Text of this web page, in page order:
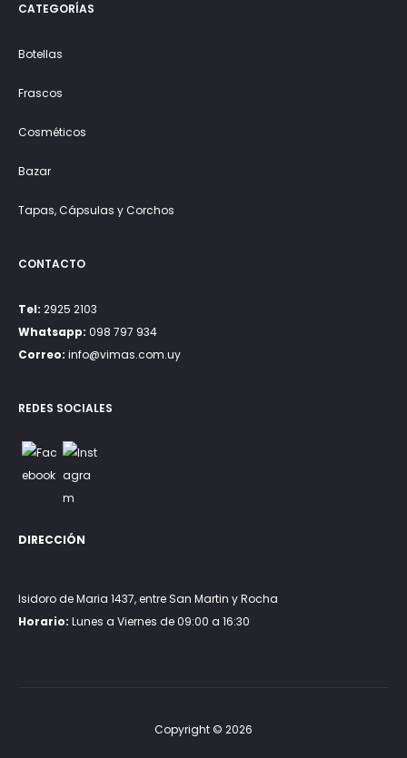
CATEGORÍAS
Botellas
Frascos
Cosméticos
Bazar
Tapas, Cápsulas y Corchos
CONTACTO
Tel: 2925 2103
Whatsapp: 098 797 934
Correo: info@vimas.com.uy
REDES SOCIALES
DIRECCIÓN
Isidoro de Maria 1437, entre San Martin y Rocha
Horario: Lunes a Viernes de 09:00 a 16:30
Copyright © 2026